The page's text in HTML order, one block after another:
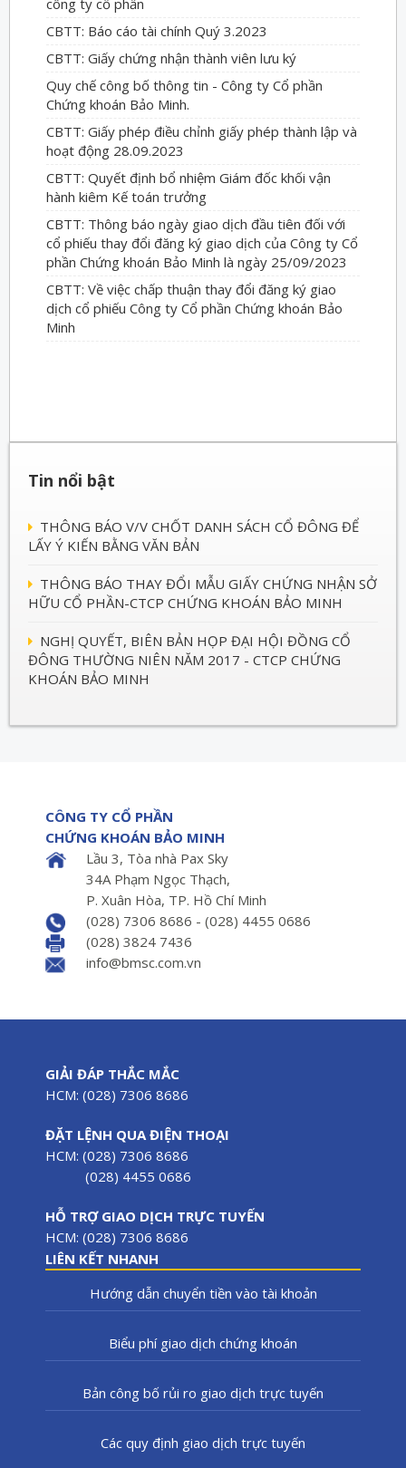
CBTT: Báo cáo tài chính Quý 3.2023
CBTT: Giấy chứng nhận thành viên lưu ký
Quy chế công bố thông tin - Công ty Cổ phần
Chứng khoán Bảo Minh.
CBTT: Giấy phép điều chỉnh giấy phép thành lập và
hoạt động 28.09.2023
CBTT: Quyết định bổ nhiệm Giám đốc khối vận
hành kiêm Kế toán trưởng
CBTT: Thông báo ngày giao dịch đầu tiên đối với
cổ phiếu thay đổi đăng ký giao dịch của Công ty Cổ
phần Chứng khoán Bảo Minh là ngày 25/09/2023
CBTT: Về việc chấp thuận thay đổi đăng ký giao
dịch cổ phiếu Công ty Cổ phần Chứng khoán Bảo
Minh
Tin nổi bật
THÔNG BÁO V/V CHỐT DANH SÁCH CỔ ĐÔNG ĐỂ
LẤY Ý KIẾN BẰNG VĂN BẢN
THÔNG BÁO THAY ĐỔI MẪU GIẤY CHỨNG NHẬN SỞ
HỮU CỔ PHẦN-CTCP CHỨNG KHOÁN BẢO MINH
NGHỊ QUYẾT, BIÊN BẢN HỌP ĐẠI HỘI ĐỒNG CỔ
ĐÔNG THƯỜNG NIÊN NĂM 2017 - CTCP CHỨNG
KHOÁN BẢO MINH
CÔNG TY CỔ PHẦN
CHỨNG KHOÁN BẢO MINH
Lầu 3, Tòa nhà Pax Sky
34A Phạm Ngọc Thạch,
P. Xuân Hòa, TP. Hồ Chí Minh
(028) 7306 8686 - (028) 4455 0686
(028) 3824 7436
info@bmsc.com.vn
GIẢI ĐÁP THẮC MẮC
HCM: (028) 7306 8686
ĐẶT LỆNH QUA ĐIỆN THOẠI
HCM: (028) 7306 8686
(028) 4455 0686
HỖ TRỢ GIAO DỊCH TRỰC TUYẾN
HCM: (028) 7306 8686
LIÊN KẾT NHANH
Hướng dẫn chuyển tiền vào tài khoản
Biểu phí giao dịch chứng khoán
Bản công bố rủi ro giao dịch trực tuyến
Các quy định giao dịch trực tuyến